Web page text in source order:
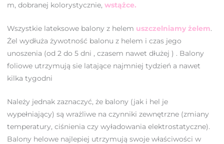
m, dobranej kolorystycznie, wstążce.
Wszystkie lateksowe balony z helem uszczelniamy żelem.
Żel wydłuża żywotność balonu z helem i czas jego
unoszenia (od 2 do 5 dni , czasem nawet dłużej ) . Balony
foliowe utrzymują sielatające najmniej tydzień a nawet
kilka tygodni
Należy jednak zaznaczyć, że balony (jak i hel je
wypełniający) są wrażliwe na czynniki zewnętrzne (zmiany
temperatury, ciśnienia czy wyładowania elektrostatyczne).
Balony helowe najlepiej utrzymują swoje właściwości w